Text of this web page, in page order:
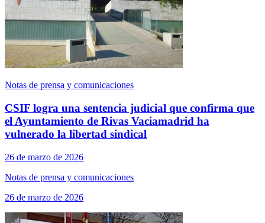
Notas de prensa y comunicaciones
CSIF logra una sentencia judicial que confirma que
el Ayuntamiento de Rivas Vaciamadrid ha
vulnerado la libertad sindical
26 de marzo de 2026
Notas de prensa y comunicaciones
26 de marzo de 2026